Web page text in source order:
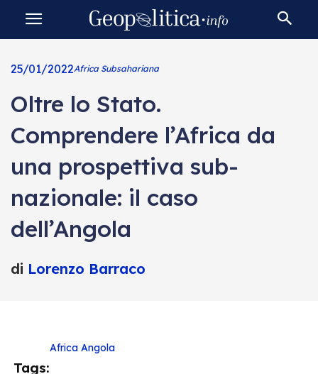
25/01/2022Africa Subsahariana
Oltre lo Stato.
Comprendere l’Africa da
una prospettiva sub-
nazionale: il caso
dell’Angola
di Lorenzo Barraco
Tags:
Africa Angola